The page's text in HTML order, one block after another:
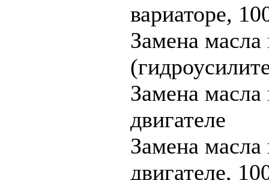
вариаторе,
Замена
Замена масла
двигателе
Замена масла
двигателе,